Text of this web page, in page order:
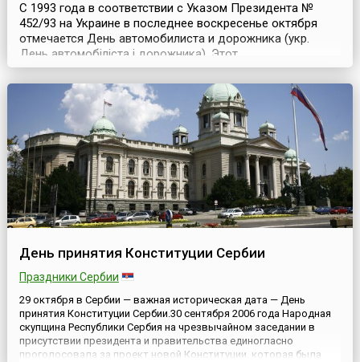
С 1993 года в соответствии с Указом Президента №
452/93 на Украине в последнее воскресенье октября
отмечается День автомобилиста и дорожника (укр.
День автомобіліста і дорожника). Этот
профессиональный праздник работников
автомобильного транспорта и дорожного хозяйства
известен еще со времен существования СССР как День
работников автомобильного транспорта. Украинская
власть сделала этот праздн...
День принятия Конституции Сербии
Праздники Сербии
29 октября в Сербии — важная историческая дата — День
принятия Конституции Сербии.30 сентября 2006 года Народная
скупщина Республики Сербия на чрезвычайном заседании в
присутствии президента и правительства единогласно
проголосовала за проект новой Конституции, которая была